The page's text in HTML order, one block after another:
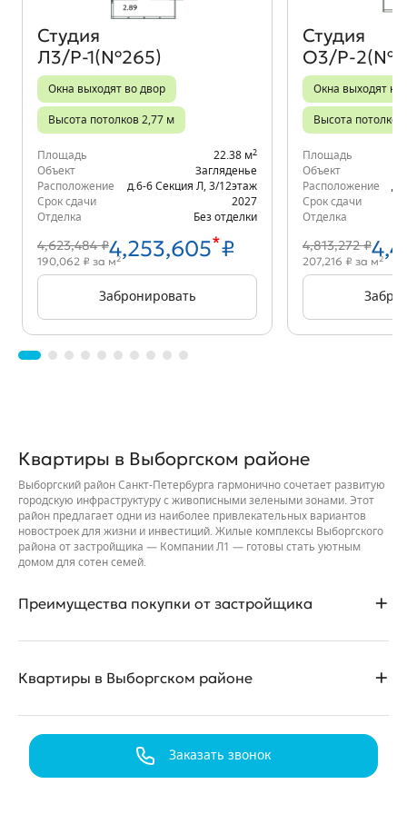
Студия
Л3/Р-1(№265)
Окна выходят во двор
Высота потолков 2,77 м
Площадь 22.38 м2
Объект
Загляденье
Расположение
д.6-6 Секция Л 3/12этаж
Срок сдачи
2027
Отделка
Без отделки
4,623,484 ₽4,253,605*₽
190,062 ₽ за м2
Забронировать
Студия
О3/Р-
Окна выходят на
Высота
Площадь
Объект
Расположение
Срок сдачи
Отделка
4,813,272 ₽
207,216 ₽ за м2
Квартиры в Выборгском районе
Выборгский район Санкт-Петербурга гармонично сочетает развитую
городскую инфраструктуру с живописными зелеными зонами. Этот
район предлагает одни из наиболее привлекательных вариантов
новостроек для жизни и инвестиций. Жилые комплексы Выборгского
района от застройщика — Компании Л1 — готовы стать уютным
домом для сотен семей.
Преимущества покупки от застройщика
защищает ваши права.
• Квартиры в новостройках с современными, детально
• Жилье можно приобрести в ипотеку (в том числе с
Квартиры в Выборгском районе
Выборгский район — это готовый ответ на вопрос «Где жить с
детьми в Санкт-Петербурге?». Вместо долгих поездок за город в
выходные можно отправиться на пикник или прогулку в парки
Заказать звонок